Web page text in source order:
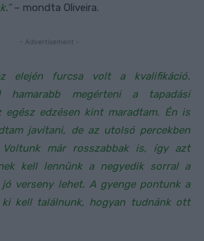
– mondta Oliveira.
- Advertisement -
elején furcsa volt a kvalifikáció.
hamarabb megérteni a tapadási
egész edzésen kint maradtam. Én is
javítani, de az utolsó percekben
már rosszabbak is, így azt
kell lennünk a negyedik sorral a
verseny lehet. A gyenge pontunk a
ki kell találnunk, hogyan tudnánk ott